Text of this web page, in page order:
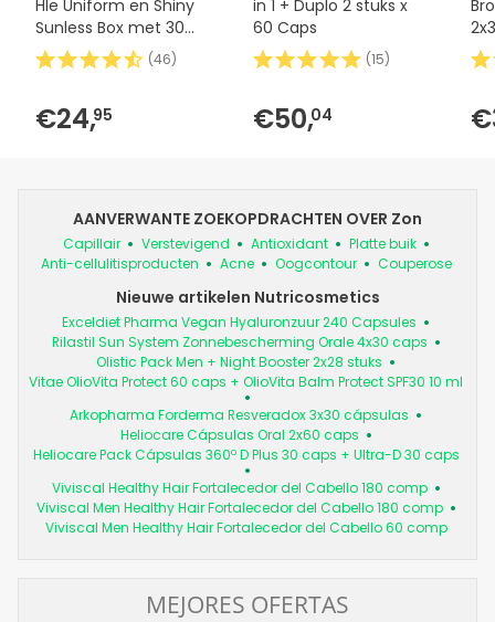
Hle Uniform en Shiny
Sunless Box met 30
capsules
(46)
€24,95
in 1 + Duplo 2 stuks x
60 Caps
(15)
€50,04
AANVERWANTE ZOEKOPDRACHTEN OVER Zon
Capillair Verstevigend Antioxidant
Platte buik
Anti-cellulitisproducten
Acne Oogcontour Couperose
Nieuwe artikelen Nutricosmetics
Exceldiet Pharma Vegan Hyaluronzuur 240 Capsules
Rilastil Sun System Zonnebescherming Orale 4x30 caps
Olistic Pack Men + Night Booster 2x28 stuks
Vitae OlioVita Protect 60 caps + OlioVita Balm Protect SPF30 10 ml
Arkopharma Forderma Resveradox 3x30 cápsulas
Heliocare Cápsulas Oral 2x60 caps
Heliocare Pack Cápsulas 360º D Plus 30 caps + Ultra-D 30 caps
Viviscal Healthy Hair Fortalecedor del Cabello 180 comp
Viviscal Men Healthy Hair Fortalecedor del Cabello 180 comp
Viviscal Men Healthy Hair Fortalecedor del Cabello 60 comp
MEJORES OFERTAS